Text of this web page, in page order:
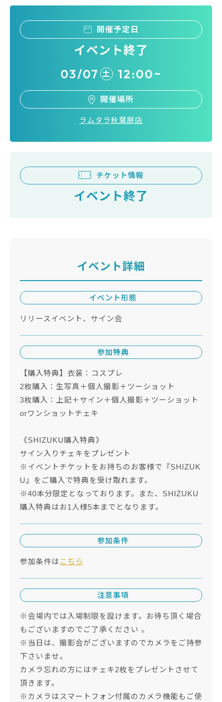
開催予定日
イベント終了
03/07 土 12:00~
開催場所
ラムタラ秋葉原店
チケット情報
イベント終了
イベント詳細
イベント形態
リリースイベント、サイン会
参加特典
【購入特典】衣装：コスプレ
2枚購入：生写真＋個人撮影＋ツーショット
3枚購入：上記＋サイン＋個人撮影＋ツーショット
orワンショットチェキ
《SHIZUKU購入特典》
サイン入りチェキをプレゼント
※イベントチケットをお持ちのお客様で『SHIZUK
U』をご購入で特典を受け取れます。
※40本分限定となっております。また、SHIZUKU
購入特典はお1人様5本までとなります。
参加条件
参加条件は こちら
注意事項
※会場内では入場制限を設けます。お待ち頂く場合
もございますのでご了承ください 。
※当日は、撮影会がございますのでカメラをご持参
下さいませ。
カメラ忘れの方にはチェキ2枚をプレゼントさせて
頂きます。
※カメラはスマートフォン付属のカメラ機能もご使